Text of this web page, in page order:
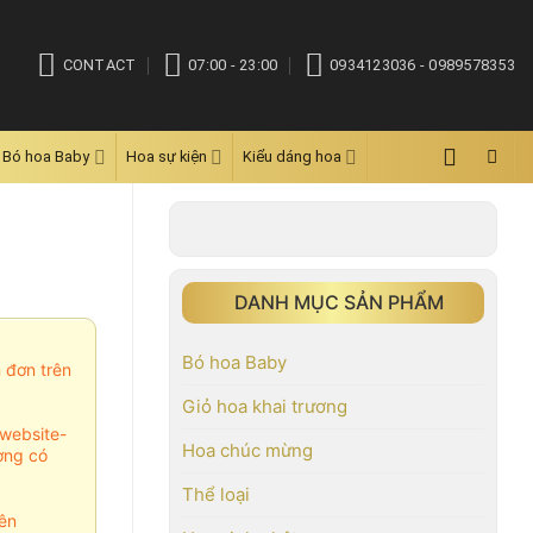
CONTACT 07:00 - 23:00 0934123036 - 0989578353
Bó hoa Baby Hoa sự kiện Kiểu dáng hoa
DANH MỤC SẢN PHẨM
Bó hoa Baby
Giỏ hoa khai trương
Hoa chúc mừng
Thể loại
đơn trên
có